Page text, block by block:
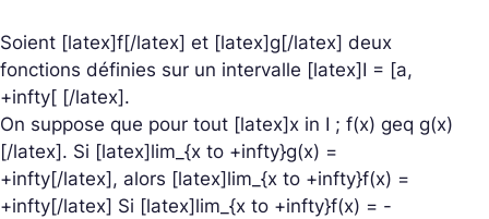
Soient [latex]f[/latex] et [latex]g[/latex] deux
fonctions définies sur un intervalle [latex]I = [a,
+infty[ [/latex].
On suppose que pour tout [latex]x in I ; f(x) geq g(x)
[/latex]. Si [latex]lim_{x to +infty}g(x) =
+infty[/latex], alors [latex]lim_{x to +infty}f(x) =
+infty[/latex] Si [latex]lim_{x to +infty}f(x) = -